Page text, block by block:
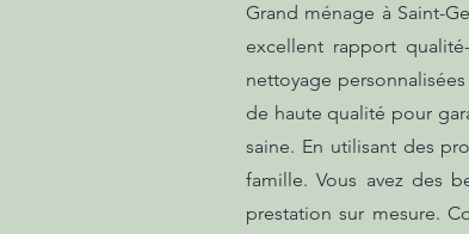
Grand ménage à Saint-
excellent rapport
nettoyage
de haute qualité pour
saine. En utilisant des
famille. Vous avez des
prestation sur mesure.